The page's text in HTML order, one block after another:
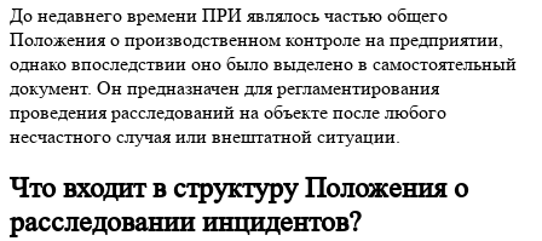
До недавнего времени ПРИ являлось частью общего
Положения о производственном контроле на предприятии,
однако впоследствии оно было выделено в самостоятельный
документ. Он предназначен для регламентирования
проведения расследований на объекте после любого
несчастного случая или внештатной ситуации.
Что входит в структуру Положения о
расследовании инцидентов?